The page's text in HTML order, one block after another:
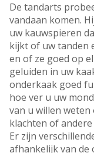
De tandarts
vandaan komen.
uw kauwspieren
kijkt of uw tanden
en of ze goed op
geluiden in uw
onderkaak goed
hoe ver u uw
van u willen
klachten of
Er zijn
afhankelijk van de